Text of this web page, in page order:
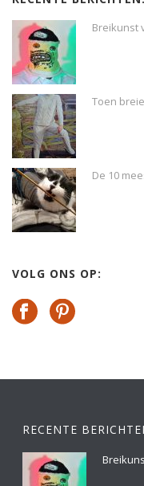
Breikunst
Toen
De 10
VOLG ONS OP:
RECENTE